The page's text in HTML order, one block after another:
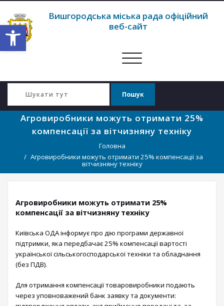
Відкрити Панель інструментів
Вишгородська міська рада офіційний
веб-сайт
Перемкнути
Агровиробники можуть отримати 25%
компенсації за вітчизняну техніку
Головна
Агровиробники можуть отримати 25% компенсації за
вітчизняну техніку
Агровиробники можуть отримати 25%
компенсації за вітчизняну техніку
Київська ОДА інформує про дію програми державної
підтримки, яка передбачає 25% компенсації вартості
української сільськогосподарської техніки та обладнання
(без ПДВ).
Для отримання компенсації товаровиробники подають
через уповноважений банк заявку та документи: